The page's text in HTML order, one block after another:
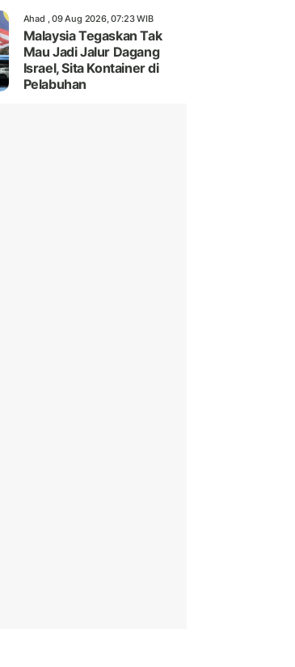
Ahad , 09 Aug 2026, 07:23 WIB
Malaysia Tegaskan Tak
Mau Jadi Jalur Dagang
Israel, Sita Kontainer di
Pelabuhan